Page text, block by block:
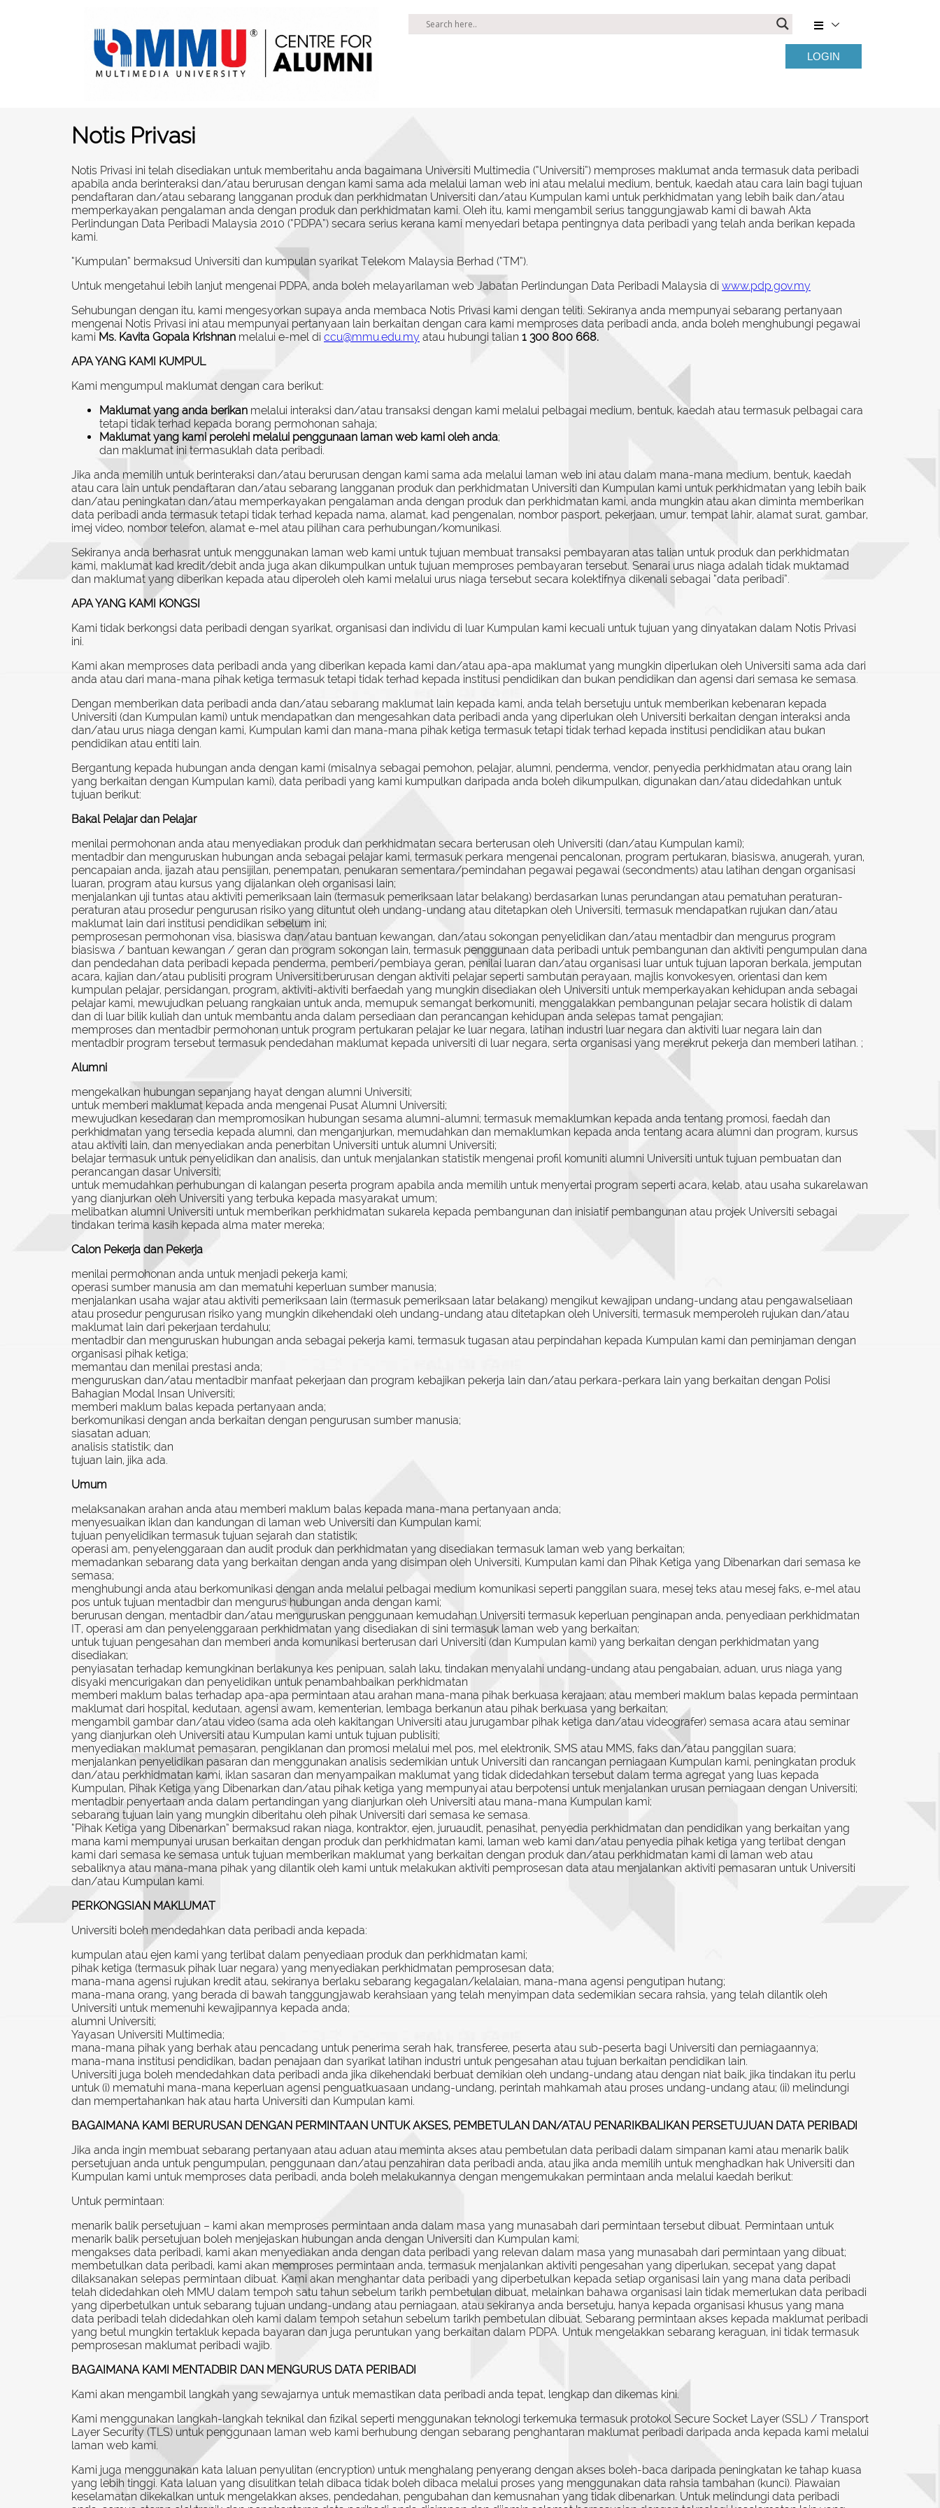
LOGIN
Notis Privasi
Notis Privasi ini telah disediakan untuk memberitahu anda bagaimana Universiti Multimedia (“Universiti”) memproses maklumat anda termasuk data peribadi
apabila anda berinteraksi dan/atau berurusan dengan kami sama ada melalui laman web ini atau melalui medium, bentuk, kaedah atau cara lain bagi tujuan
pendaftaran dan/atau sebarang langganan produk dan perkhidmatan Universiti dan/atau Kumpulan kami untuk perkhidmatan yang lebih baik dan/atau
memperkayakan pengalaman anda dengan produk dan perkhidmatan kami. Oleh itu, kami mengambil serius tanggungjawab kami di bawah Akta
Perlindungan Data Peribadi Malaysia 2010 (“PDPA”) secara serius kerana kami menyedari betapa pentingnya data peribadi yang telah anda berikan kepada
kami.
“Kumpulan” bermaksud Universiti dan kumpulan syarikat Telekom Malaysia Berhad (“TM”).
Untuk mengetahui lebih lanjut mengenai PDPA, anda boleh melayarilaman web Jabatan Perlindungan Data Peribadi Malaysia di www.pdp.gov.my
Sehubungan dengan itu, kami mengesyorkan supaya anda membaca Notis Privasi kami dengan teliti. Sekiranya anda mempunyai sebarang pertanyaan
mengenai Notis Privasi ini atau mempunyai pertanyaan lain berkaitan dengan cara kami memproses data peribadi anda, anda boleh menghubungi pegawai
kami Ms. Kavita Gopala Krishnan melalui e-mel di ccu@mmu.edu.my atau hubungi talian 1 300 800 668.
APA YANG KAMI KUMPUL
Kami mengumpul maklumat dengan cara berikut:
Maklumat yang anda berikan melalui interaksi dan/atau transaksi dengan kami melalui pelbagai medium, bentuk, kaedah atau termasuk pelbagai cara
tetapi tidak terhad kepada borang permohonan sahaja;
Maklumat yang kami perolehi melalui penggunaan laman web kami oleh anda;
dan maklumat ini termasuklah data peribadi.
Jika anda memilih untuk berinteraksi dan/atau berurusan dengan kami sama ada melalui laman web ini atau dalam mana-mana medium, bentuk, kaedah
atau cara lain untuk pendaftaran dan/atau sebarang langganan produk dan perkhidmatan Universiti dan Kumpulan kami untuk perkhidmatan yang lebih baik
dan/atau peningkatan dan/atau memperkayakan pengalaman anda dengan produk dan perkhidmatan kami, anda mungkin atau akan diminta memberikan
data peribadi anda termasuk tetapi tidak terhad kepada nama, alamat, kad pengenalan, nombor pasport, pekerjaan, umur, tempat lahir, alamat surat, gambar,
imej video, nombor telefon, alamat e-mel atau pilihan cara perhubungan/komunikasi.
Sekiranya anda berhasrat untuk menggunakan laman web kami untuk tujuan membuat transaksi pembayaran atas talian untuk produk dan perkhidmatan
kami, maklumat kad kredit/debit anda juga akan dikumpulkan untuk tujuan memproses pembayaran tersebut. Senarai urus niaga adalah tidak muktamad
dan maklumat yang diberikan kepada atau diperoleh oleh kami melalui urus niaga tersebut secara kolektifnya dikenali sebagai “data peribadi”.
APA YANG KAMI KONGSI
Kami tidak berkongsi data peribadi dengan syarikat, organisasi dan individu di luar Kumpulan kami kecuali untuk tujuan yang dinyatakan dalam Notis Privasi
ini.
Kami akan memproses data peribadi anda yang diberikan kepada kami dan/atau apa-apa maklumat yang mungkin diperlukan oleh Universiti sama ada dari
anda atau dari mana-mana pihak ketiga termasuk tetapi tidak terhad kepada institusi pendidikan dan bukan pendidikan dan agensi dari semasa ke semasa.
Dengan memberikan data peribadi anda dan/atau sebarang maklumat lain kepada kami, anda telah bersetuju untuk memberikan kebenaran kepada
Universiti (dan Kumpulan kami) untuk mendapatkan dan mengesahkan data peribadi anda yang diperlukan oleh Universiti berkaitan dengan interaksi anda
dan/atau urus niaga dengan kami, Kumpulan kami dan mana-mana pihak ketiga termasuk tetapi tidak terhad kepada institusi pendidikan atau bukan
pendidikan atau entiti lain.
Bergantung kepada hubungan anda dengan kami (misalnya sebagai pemohon, pelajar, alumni, penderma, vendor, penyedia perkhidmatan atau orang lain
yang berkaitan dengan Kumpulan kami), data peribadi yang kami kumpulkan daripada anda boleh dikumpulkan, digunakan dan/atau didedahkan untuk
tujuan berikut:
Bakal Pelajar dan Pelajar
menilai permohonan anda atau menyediakan produk dan perkhidmatan secara berterusan oleh Universiti (dan/atau Kumpulan kami);
mentadbir dan menguruskan hubungan anda sebagai pelajar kami, termasuk perkara mengenai pencalonan, program pertukaran, biasiswa, anugerah, yuran,
pencapaian anda, ijazah atau pensijilan, penempatan, penukaran sementara/pemindahan pegawai pegawai (secondments) atau latihan dengan organisasi
luaran, program atau kursus yang dijalankan oleh organisasi lain;
menjalankan uji tuntas atau aktiviti pemeriksaan lain (termasuk pemeriksaan latar belakang) berdasarkan lunas perundangan atau pematuhan peraturan-
peraturan atau prosedur pengurusan risiko yang dituntut oleh undang-undang atau ditetapkan oleh Universiti, termasuk mendapatkan rujukan dan/atau
maklumat lain dari institusi pendidikan sebelum ini;
pemprosesan permohonan visa, biasiswa dan/atau bantuan kewangan, dan/atau sokongan penyelidikan dan/atau mentadbir dan mengurus program
biasiswa / bantuan kewangan / geran dan program sokongan lain, termasuk penggunaan data peribadi untuk pembangunan dan aktiviti pengumpulan dana
dan pendedahan data peribadi kepada penderma, pemberi/pembiaya geran, penilai luaran dan/atau organisasi luar untuk tujuan laporan berkala, jemputan
acara, kajian dan/atau publisiti program Universiti;berurusan dengan aktiviti pelajar seperti sambutan perayaan, majlis konvokesyen, orientasi dan kem
kumpulan pelajar, persidangan, program, aktiviti-aktiviti berfaedah yang mungkin disediakan oleh Universiti untuk memperkayakan kehidupan anda sebagai
pelajar kami, mewujudkan peluang rangkaian untuk anda, memupuk semangat berkomuniti, menggalakkan pembangunan pelajar secara holistik di dalam
dan di luar bilik kuliah dan untuk membantu anda dalam persediaan dan perancangan kehidupan anda selepas tamat pengajian;
memproses dan mentadbir permohonan untuk program pertukaran pelajar ke luar negara, latihan industri luar negara dan aktiviti luar negara lain dan
mentadbir program tersebut termasuk pendedahan maklumat kepada universiti di luar negara, serta organisasi yang merekrut pekerja dan memberi latihan. ;
Alumni
mengekalkan hubungan sepanjang hayat dengan alumni Universiti;
untuk memberi maklumat kepada anda mengenai Pusat Alumni Universiti;
mewujudkan kesedaran dan mempromosikan hubungan sesama alumni-alumni; termasuk memaklumkan kepada anda tentang promosi, faedah dan
perkhidmatan yang tersedia kepada alumni, dan menganjurkan, memudahkan dan memaklumkan kepada anda tentang acara alumni dan program, kursus
atau aktiviti lain, dan menyediakan anda penerbitan Universiti untuk alumni Universiti;
belajar termasuk untuk penyelidikan dan analisis, dan untuk menjalankan statistik mengenai profil komuniti alumni Universiti untuk tujuan pembuatan dan
perancangan dasar Universiti;
untuk memudahkan perhubungan di kalangan peserta program apabila anda memilih untuk menyertai program seperti acara, kelab, atau usaha sukarelawan
yang dianjurkan oleh Universiti yang terbuka kepada masyarakat umum;
melibatkan alumni Universiti untuk memberikan perkhidmatan sukarela kepada pembangunan dan inisiatif pembangunan atau projek Universiti sebagai
tindakan terima kasih kepada alma mater mereka;
Calon Pekerja dan Pekerja
menilai permohonan anda untuk menjadi pekerja kami;
operasi sumber manusia am dan mematuhi keperluan sumber manusia;
menjalankan usaha wajar atau aktiviti pemeriksaan lain (termasuk pemeriksaan latar belakang) mengikut kewajipan undang-undang atau pengawalseliaan
atau prosedur pengurusan risiko yang mungkin dikehendaki oleh undang-undang atau ditetapkan oleh Universiti, termasuk memperoleh rujukan dan/atau
maklumat lain dari pekerjaan terdahulu;
mentadbir dan menguruskan hubungan anda sebagai pekerja kami, termasuk tugasan atau perpindahan kepada Kumpulan kami dan peminjaman dengan
organisasi pihak ketiga;
memantau dan menilai prestasi anda;
menguruskan dan/atau mentadbir manfaat pekerjaan dan program kebajikan pekerja lain dan/atau perkara-perkara lain yang berkaitan dengan Polisi
Bahagian Modal Insan Universiti;
memberi maklum balas kepada pertanyaan anda;
berkomunikasi dengan anda berkaitan dengan pengurusan sumber manusia;
siasatan aduan;
analisis statistik; dan
tujuan lain, jika ada.
Umum
melaksanakan arahan anda atau memberi maklum balas kepada mana-mana pertanyaan anda;
menyesuaikan iklan dan kandungan di laman web Universiti dan Kumpulan kami;
tujuan penyelidikan termasuk tujuan sejarah dan statistik;
operasi am, penyelenggaraan dan audit produk dan perkhidmatan yang disediakan termasuk laman web yang berkaitan;
memadankan sebarang data yang berkaitan dengan anda yang disimpan oleh Universiti, Kumpulan kami dan Pihak Ketiga yang Dibenarkan dari semasa ke
semasa;
menghubungi anda atau berkomunikasi dengan anda melalui pelbagai medium komunikasi seperti panggilan suara, mesej teks atau mesej faks, e-mel atau
pos untuk tujuan mentadbir dan mengurus hubungan anda dengan kami;
berurusan dengan, mentadbir dan/atau menguruskan penggunaan kemudahan Universiti termasuk keperluan penginapan anda, penyediaan perkhidmatan
IT, operasi am dan penyelenggaraan perkhidmatan yang disediakan di sini termasuk laman web yang berkaitan;
untuk tujuan pengesahan dan memberi anda komunikasi berterusan dari Universiti (dan Kumpulan kami) yang berkaitan dengan perkhidmatan yang
disediakan;
penyiasatan terhadap kemungkinan berlakunya kes penipuan, salah laku, tindakan menyalahi undang-undang atau pengabaian, aduan, urus niaga yang
disyaki mencurigakan dan penyelidikan untuk penambahbaikan perkhidmatan
memberi maklum balas terhadap apa-apa permintaan atau arahan mana-mana pihak berkuasa kerajaan; atau memberi maklum balas kepada permintaan
maklumat dari hospital, kedutaan, agensi awam, kementerian, lembaga berkanun atau pihak berkuasa yang berkaitan;
mengambil gambar dan/atau video (sama ada oleh kakitangan Universiti atau jurugambar pihak ketiga dan/atau videografer) semasa acara atau seminar
yang dianjurkan oleh Universiti atau Kumpulan kami untuk tujuan publisiti;
menyediakan maklumat pemasaran, pengiklanan dan promosi melalui mel pos, mel elektronik, SMS atau MMS, faks dan/atau panggilan suara;
menjalankan penyelidikan pasaran dan menggunakan analisis sedemikian untuk Universiti dan rancangan perniagaan Kumpulan kami, peningkatan produk
dan/atau perkhidmatan kami, iklan sasaran dan menyampaikan maklumat yang tidak didedahkan tersebut dalam terma agregat yang luas kepada
Kumpulan, Pihak Ketiga yang Dibenarkan dan/atau pihak ketiga yang mempunyai atau berpotensi untuk menjalankan urusan perniagaan dengan Universiti;
mentadbir penyertaan anda dalam pertandingan yang dianjurkan oleh Universiti atau mana-mana Kumpulan kami;
sebarang tujuan lain yang mungkin diberitahu oleh pihak Universiti dari semasa ke semasa.
“Pihak Ketiga yang Dibenarkan” bermaksud rakan niaga, kontraktor, ejen, juruaudit, penasihat, penyedia perkhidmatan dan pendidikan yang berkaitan yang
mana kami mempunyai urusan berkaitan dengan produk dan perkhidmatan kami, laman web kami dan/atau penyedia pihak ketiga yang terlibat dengan
kami dari semasa ke semasa untuk tujuan memberikan maklumat yang berkaitan dengan produk dan/atau perkhidmatan kami di laman web atau
sebaliknya atau mana-mana pihak yang dilantik oleh kami untuk melakukan aktiviti pemprosesan data atau menjalankan aktiviti pemasaran untuk Universiti
dan/atau Kumpulan kami.
PERKONGSIAN MAKLUMAT
Universiti boleh mendedahkan data peribadi anda kepada:
kumpulan atau ejen kami yang terlibat dalam penyediaan produk dan perkhidmatan kami;
pihak ketiga (termasuk pihak luar negara) yang menyediakan perkhidmatan pemprosesan data;
mana-mana agensi rujukan kredit atau, sekiranya berlaku sebarang kegagalan/kelalaian, mana-mana agensi pengutipan hutang;
mana-mana orang, yang berada di bawah tanggungjawab kerahsiaan yang telah menyimpan data sedemikian secara rahsia, yang telah dilantik oleh
Universiti untuk memenuhi kewajipannya kepada anda;
alumni Universiti;
Yayasan Universiti Multimedia;
mana-mana pihak yang berhak atau pencadang untuk penerima serah hak, transferee, peserta atau sub-peserta bagi Universiti dan perniagaannya;
mana-mana institusi pendidikan, badan penajaan dan syarikat latihan industri untuk pengesahan atau tujuan berkaitan pendidikan lain.
Universiti juga boleh mendedahkan data peribadi anda jika dikehendaki berbuat demikian oleh undang-undang atau dengan niat baik, jika tindakan itu perlu
untuk (i) mematuhi mana-mana keperluan agensi penguatkuasaan undang-undang, perintah mahkamah atau proses undang-undang atau; (ii) melindungi
dan mempertahankan hak atau harta Universiti dan Kumpulan kami.
BAGAIMANA KAMI BERURUSAN DENGAN PERMINTAAN UNTUK AKSES, PEMBETULAN DAN/ATAU PENARIKBALIKAN PERSETUJUAN DATA PERIBADI
Jika anda ingin membuat sebarang pertanyaan atau aduan atau meminta akses atau pembetulan data peribadi dalam simpanan kami atau menarik balik
persetujuan anda untuk pengumpulan, penggunaan dan/atau penzahiran data peribadi anda, atau jika anda memilih untuk menghadkan hak Universiti dan
Kumpulan kami untuk memproses data peribadi, anda boleh melakukannya dengan mengemukakan permintaan anda melalui kaedah berikut:
Untuk permintaan:
menarik balik persetujuan – kami akan memproses permintaan anda dalam masa yang munasabah dari permintaan tersebut dibuat. Permintaan untuk
menarik balik persetujuan boleh menjejaskan hubungan anda dengan Universiti dan Kumpulan kami;
mengakses data peribadi, kami akan menyediakan anda dengan data peribadi yang relevan dalam masa yang munasabah dari permintaan yang dibuat;
membetulkan data peribadi, kami akan memproses permintaan anda, termasuk menjalankan aktiviti pengesahan yang diperlukan, secepat yang dapat
dilaksanakan selepas permintaan dibuat. Kami akan menghantar data peribadi yang diperbetulkan kepada setiap organisasi lain yang mana data peribadi
telah didedahkan oleh MMU dalam tempoh satu tahun sebelum tarikh pembetulan dibuat, melainkan bahawa organisasi lain tidak memerlukan data peribadi
yang diperbetulkan untuk sebarang tujuan undang-undang atau perniagaan, atau sekiranya anda bersetuju, hanya kepada organisasi khusus yang mana
data peribadi telah didedahkan oleh kami dalam tempoh setahun sebelum tarikh pembetulan dibuat. Sebarang permintaan akses kepada maklumat peribadi
yang betul mungkin tertakluk kepada bayaran dan juga peruntukan yang berkaitan dalam PDPA. Untuk mengelakkan sebarang keraguan, ini tidak termasuk
pemprosesan maklumat peribadi wajib.
BAGAIMANA KAMI MENTADBIR DAN MENGURUS DATA PERIBADI
Kami akan mengambil langkah yang sewajarnya untuk memastikan data peribadi anda tepat, lengkap dan dikemas kini.
Kami menggunakan langkah-langkah teknikal dan fizikal seperti menggunakan teknologi terkemuka termasuk protokol Secure Socket Layer (SSL) / Transport
Layer Security (TLS) untuk penggunaan laman web kami berhubung dengan sebarang penghantaran maklumat peribadi daripada anda kepada kami melalui
laman web kami.
Kami juga menggunakan kata laluan penyulitan (encryption) untuk menghalang penyerang dengan akses boleh-baca daripada peningkatan ke tahap kuasa
yang lebih tinggi. Kata laluan yang disulitkan telah dibaca tidak boleh dibaca melalui proses yang menggunakan data rahsia tambahan (kunci). Piawaian
keselamatan dikekalkan untuk mengelakkan akses, pendedahan, pengubahan dan kemusnahan yang tidak dibenarkan. Untuk melindungi data peribadi